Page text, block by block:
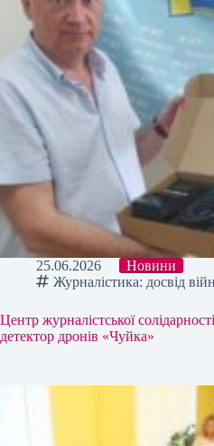
25.06.2026
Новини
Журналістика: досвід
Центр журналістської
детектор дронів «Чуйка»